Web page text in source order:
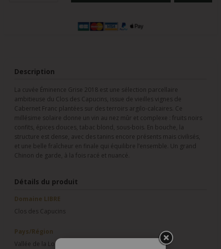
Description
La cuvée Éminence Grise 2018 est une sélection parcellaire
ambitieuse du Clos des Capucins, issue de vieilles vignes de
Cabernet Franc plantées sur des terroirs argilo-calcaires. Ce
millésime solaire donne un vin au nez mûr et complexe : fruits noirs
confits, épices douces, tabac blond, sous-bois. En bouche, la
structure est dense, avec des tanins encore présents mais civilisés,
et une belle fraîcheur en finale qui équilibre l’ensemble. Un grand
Chinon de garde, à la fois racé et nuancé.
Détails du produit
Domaine LIBRE
Clos des Capucins
Pays/Région
Vallée de la Loire